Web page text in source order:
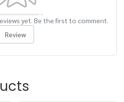
yet. Be the first to comment.
Review